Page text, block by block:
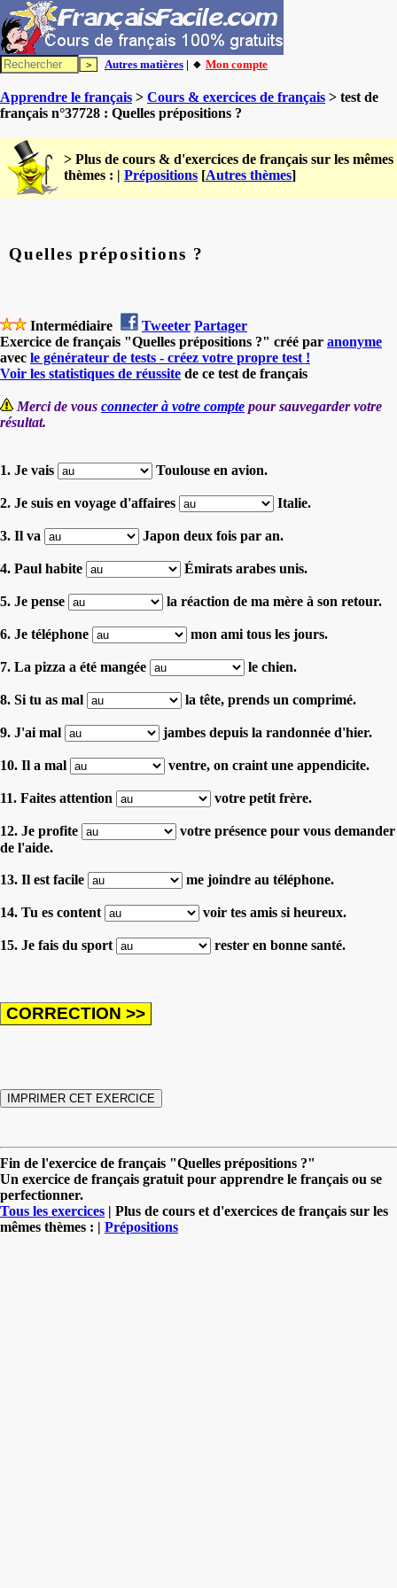
Autres matières | 🔸 Mon compte
Apprendre le français > Cours & exercices de français > test de
français n°37728 : Quelles prépositions ?
> Plus de cours & d'exercices de français sur les mêmes
thèmes : | Prépositions [Autres thèmes]
Quelles prépositions ?
Intermédiaire Tweeter Partager
Exercice de français "Quelles prépositions ?" créé par anonyme
avec le générateur de tests - créez votre propre test !
Voir les statistiques de réussite de ce test de français
Merci de vous connecter à votre compte pour sauvegarder votre
résultat.
1. Je vais Toulouse en avion.
2. Je suis en voyage d'affaires Italie.
3. Il va Japon deux fois par an.
4. Paul habite Émirats arabes unis.
5. Je pense la réaction de ma mère à son retour.
6. Je téléphone mon ami tous les jours.
7. La pizza a été mangée le chien.
8. Si tu as mal la tête, prends un comprimé.
9. J'ai mal jambes depuis la randonnée d'hier.
10. Il a mal ventre, on craint une appendicite.
11. Faites attention votre petit frère.
12. Je profite
votre présence pour vous demander
de l'aide.
13. Il est facile me joindre au téléphone.
14. Tu es content voir tes amis si heureux.
15. Je fais du sport rester en bonne santé.
Fin de l'exercice de français "Quelles prépositions ?"
Un exercice de français gratuit pour apprendre le français ou se
perfectionner.
Tous les exercices | Plus de cours et d'exercices de français sur les
mêmes thèmes : | Prépositions